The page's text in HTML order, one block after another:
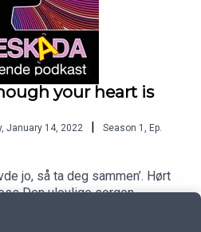
your heart is
January 14, 2022 | Season 1 , Ep.
jo, så ta deg sammen’. Hørt
Den ulovlige sorgen....